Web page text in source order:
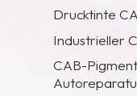
Drucktinte
Industrieller
CAB-